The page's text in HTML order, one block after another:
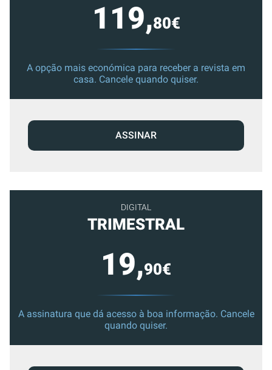
119,80€
A opção mais económica para receber a revista em
casa. Cancele quando quiser.
ASSINAR
DIGITAL
TRIMESTRAL
19,90€
A assinatura que dá acesso à boa informação. Cancele
quando quiser.